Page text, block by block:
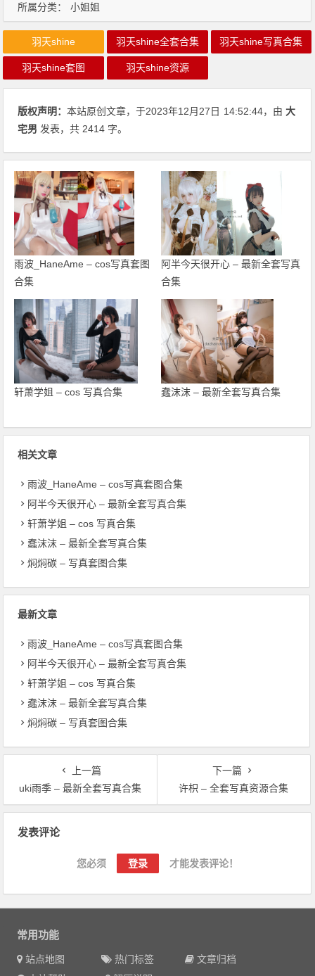
所属分类： 小姐姐
羽天shine 羽天shine全套合集 羽天shine写真合集
羽天shine套图 羽天shine资源
版权声明：本站原创文章，于2023年12月27日 14:52:44，由大
宅男 发表，共 2414 字。
雨波_HaneAme – cos写真套图
合集
阿半今天很开心 – 最新全套写真
合集
轩萧学姐 – cos 写真合集 蠢沫沫 – 最新全套写真合集
相关文章
雨波_HaneAme – cos写真套图合集
阿半今天很开心 – 最新全套写真合集
轩萧学姐 – cos 写真合集
蠢沫沫 – 最新全套写真合集
焖焖碳 – 写真套图合集
最新文章
雨波_HaneAme – cos写真套图合集
阿半今天很开心 – 最新全套写真合集
轩萧学姐 – cos 写真合集
蠢沫沫 – 最新全套写真合集
焖焖碳 – 写真套图合集
上一篇
uki雨季 – 最新全套写真合集
下一篇
许枳 – 全套写真资源合集
发表评论
您必须 登录 才能发表评论！
常用功能
站点地图 热门标签
文章归档